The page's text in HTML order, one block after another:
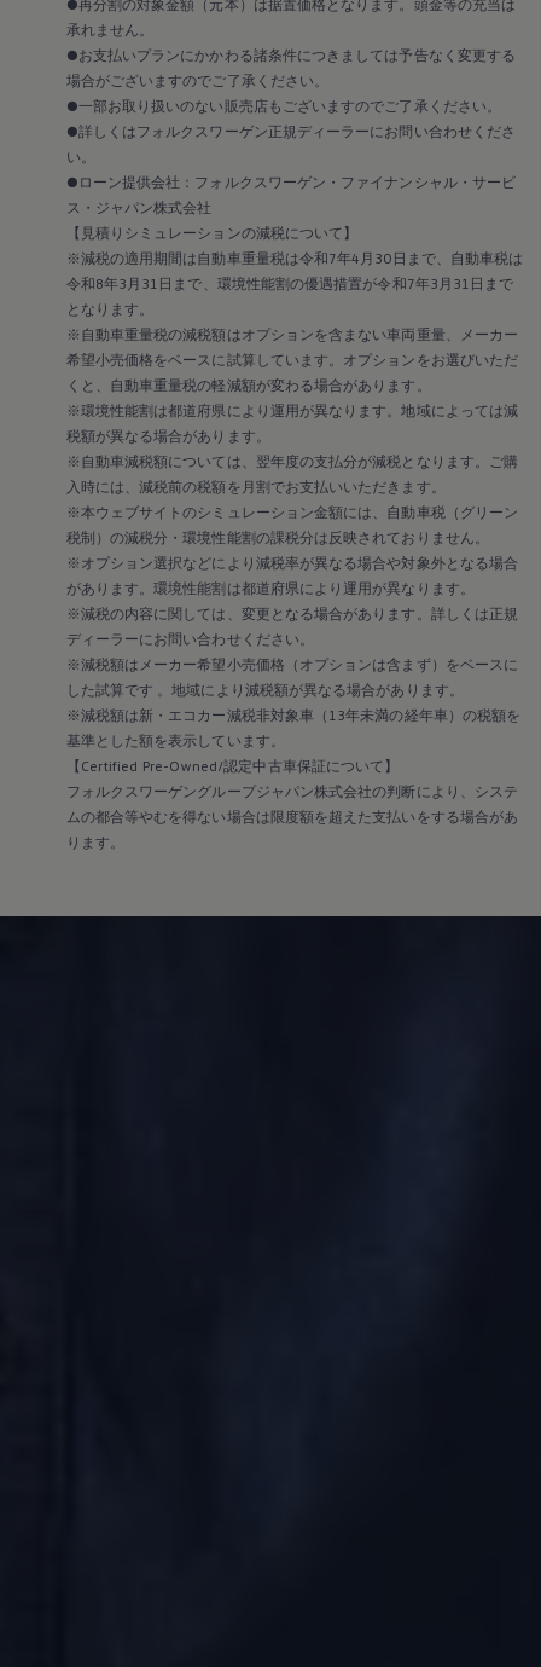
●再分割の対象金額（元本）は据置価格となります。頭金等の充当は
承れません。
●お支払いプランにかかわる諸条件につきましては予告なく変更する
場合がございますのでご了承ください。
●一部お取り扱いのない販売店もございますのでご了承ください。
●詳しくはフォルクスワーゲン正規ディーラーにお問い合わせくださ
い。
●ローン提供会社：フォルクスワーゲン・ファイナンシャル・サービ
ス・ジャパン株式会社
【見積りシミュレーションの減税について】
※減税の適用期間は自動車重量税は令和7年4月30日まで、自動車税は
令和8年3月31日まで、環境性能割の優遇措置が令和7年3月31日まで
となります。
※自動車重量税の減税額はオプションを含まない車両重量、メーカー
希望小売価格をベースに試算しています。オプションをお選びいただ
くと、自動車重量税の軽減額が変わる場合があります。
※環境性能割は都道府県により運用が異なります。地域によっては減
税額が異なる場合があります。
※自動車減税額については、翌年度の支払分が減税となります。ご購
入時には、減税前の税額を月割でお支払いいただきます。
※本ウェブサイトのシミュレーション金額には、自動車税（グリーン
税制）の減税分・環境性能割の課税分は反映されておりません。
※オプション選択などにより減税率が異なる場合や対象外となる場合
があります。環境性能割は都道府県により運用が異なります。
※減税の内容に関しては、変更となる場合があります。詳しくは正規
ディーラーにお問い合わせください。
※減税額はメーカー希望小売価格（オプションは含まず）をベースに
した試算です 。地域により減税額が異なる場合があります。
※減税額は新・エコカー減税非対象車（13年未満の経年車）の税額を
基準とした額を表示しています。
【Certified Pre-Owned/認定中古車保証について】
フォルクスワーゲングループジャパン株式会社の判断により、システ
ムの都合等やむを得ない場合は限度額を超えた支払いをする場合があ
ります。